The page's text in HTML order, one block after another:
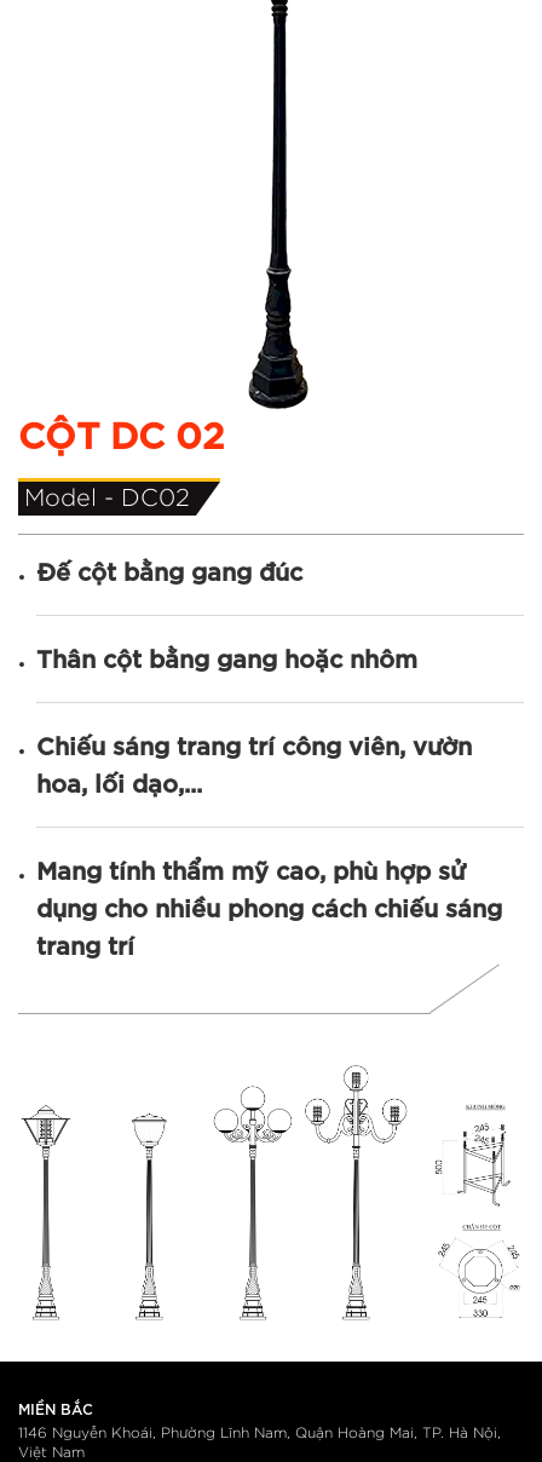
CỘT DC 02
Model - DC02
Đế cột bằng gang đúc
Thân cột bằng gang hoặc nhôm
Chiếu sáng trang trí công viên, vườn
hoa, lối dạo,...
Mang tính thẩm mỹ cao, phù hợp sử
dụng cho nhiều phong cách chiếu sáng
trang trí
MIỀN BẮC
1146 Nguyễn Khoái, Phường Lĩnh Nam, Quận Hoàng Mai, TP. Hà Nội,
Việt Nam